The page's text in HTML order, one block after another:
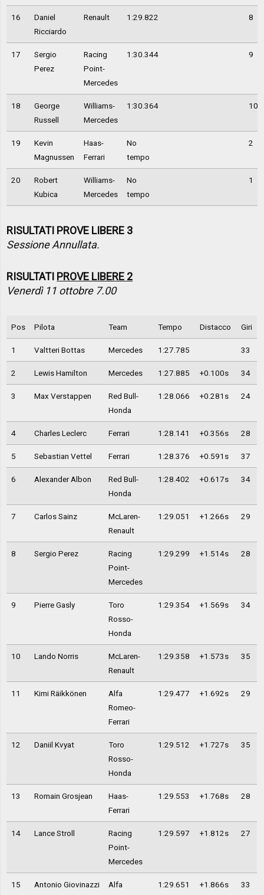
16
Daniel
Ricciardo
Renault 1:29.822 8
17
Sergio
Perez
Racing
Point-
Mercedes
1:30.344 9
18
George
Russell
Williams-
Mercedes
1:30.364 10
19
Kevin
Magnussen
Haas-
Ferrari
No
tempo
2
20
Robert
Kubica
Williams-
Mercedes
No
tempo
1
RISULTATI PROVE LIBERE 3
Sessione Annullata.
RISULTATI PROVE LIBERE 2
Venerdì 11 ottobre 7.00
Pos Pilota Team Tempo Distacco Giri
1 Valtteri Bottas Mercedes 1:27.785 33
2 Lewis Hamilton Mercedes 1:27.885 +0.100s 34
3 Max Verstappen
Red Bull-
Honda
1:28.066 +0.281s 24
4 Charles Leclerc Ferrari 1:28.141 +0.356s 28
5 Sebastian Vettel Ferrari 1:28.376 +0.591s 37
6 Alexander Albon
Red Bull-
Honda
1:28.402 +0.617s 34
7 Carlos Sainz
McLaren-
Renault
1:29.051 +1.266s 29
8 Sergio Perez
Racing
Point-
Mercedes
1:29.299 +1.514s 28
9 Pierre Gasly
Toro
Rosso-
Honda
1:29.354 +1.569s 34
10 Lando Norris
McLaren-
Renault
1:29.358 +1.573s 35
11 Kimi Räikkönen
Alfa
Romeo-
Ferrari
1:29.477 +1.692s 29
12 Daniil Kvyat
Toro
Rosso-
Honda
1:29.512 +1.727s 35
13 Romain Grosjean
Haas-
Ferrari
1:29.553 +1.768s 28
14 Lance Stroll
Racing
Point-
Mercedes
1:29.597 +1.812s 27
15 Antonio Giovinazzi
Alfa
1:29.651 +1.866s 33